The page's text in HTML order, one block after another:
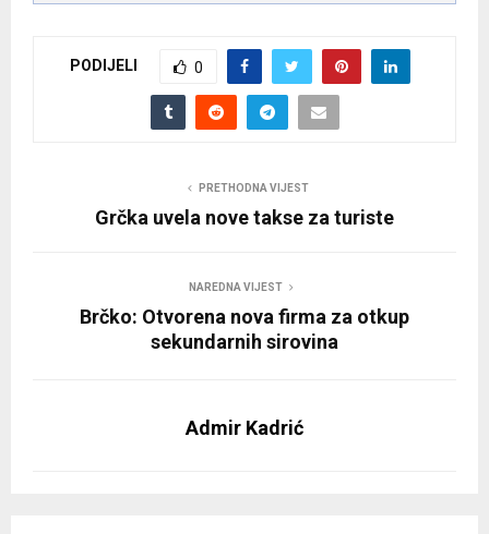
PODIJELI 0
PRETHODNA VIJEST
Grčka uvela nove takse za turiste
NAREDNA VIJEST
Brčko: Otvorena nova firma za otkup
sekundarnih sirovina
Admir Kadrić